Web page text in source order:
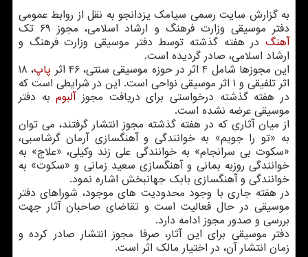
به گزارش سایت رسمی سیامک یزدانجو به نقل از روابط عمومی
دفتر موسیقی وزارت فرهنگ و ارشاد اسلامی، مجوز ۶۹ تک
آهنگ در هفته گذشته توسط دفتر موسیقی وزارت فرهنگ و
ارشاد اسلامی، صادر گردیده است.
این مجوزها شامل ۴ اثر در حوزه موسیقی سنتی، ۴۶ اثر
پاپ ، ۱۸
اثر تلفیقی و ۱ اثر موسیقی نواحی است. این در شرایطی است که
در هفته گذشته درخواستی برای دریافت مجوزآلبومبه دفتر
موسیقی عرضه نشده است.
از میان آثاری که در هفته گذشته مجوز انتشار گرفتند، می توان
به «تو را جویم» به خوانندگی و آهنگسازی آرمان گرشاسبی،
«سکوت بی سرانجام» به خوانندگی علی زند وکیلی، «علاج» به
خوانندگی روزبه بمانی و آهنگسازی سعید زمانی و «سکوت» به
خوانندگی و آهنگسازی بابک جهانبخش اشاره نمود.
در هفته جاری با وجود محدودیت های موجود، شوراهای دفتر
موسیقی در حال فعالیت است و تقاضای صاحبان آثار جهت
بررسی و صدور مجوز ادامه دارد.
دفتر موسیقی برای این آثار، صرفا مجوز انتشار صادر کرده و
زمان انتشار آن، در اختیار مالک اثر است.